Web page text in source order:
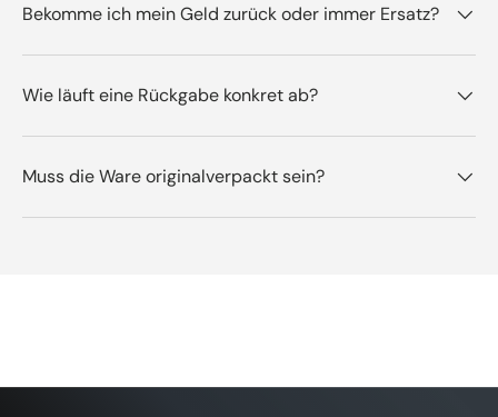
Bekomme ich mein Geld zurück oder immer Ersatz?
Wie läuft eine Rückgabe konkret ab?
Muss die Ware originalverpackt sein?